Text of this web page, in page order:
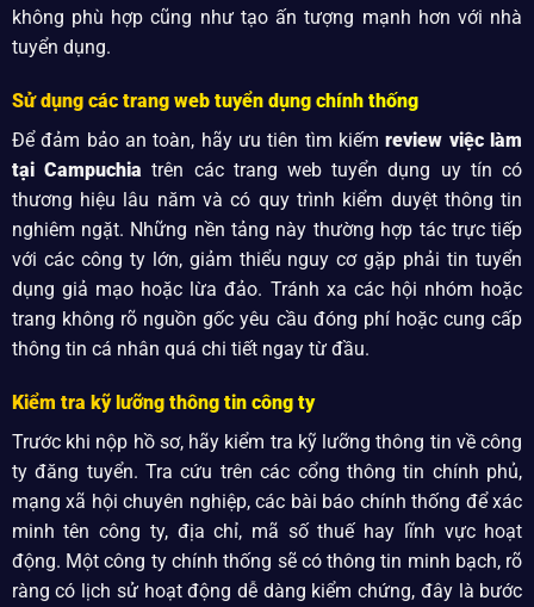
không phù hợp cũng như tạo ấn tượng mạnh hơn với nhà
tuyển dụng.
Sử dụng các trang web tuyển dụng chính thống
Để đảm bảo an toàn, hãy ưu tiên tìm kiếmreview việc làm
tại Campuchia trên các trang web tuyển dụng uy tín có
thương hiệu lâu năm và có quy trình kiểm duyệt thông tin
nghiêm ngặt. Những nền tảng này thường hợp tác trực tiếp
với các công ty lớn, giảm thiểu nguy cơ gặp phải tin tuyển
dụng giả mạo hoặc lừa đảo. Tránh xa các hội nhóm hoặc
trang không rõ nguồn gốc yêu cầu đóng phí hoặc cung cấp
thông tin cá nhân quá chi tiết ngay từ đầu.
Kiểm tra kỹ lưỡng thông tin công ty
Trước khi nộp hồ sơ, hãy kiểm tra kỹ lưỡng thông tin về công
ty đăng tuyển. Tra cứu trên các cổng thông tin chính phủ,
mạng xã hội chuyên nghiệp, các bài báo chính thống để xác
minh tên công ty, địa chỉ, mã số thuế hay lĩnh vực hoạt
động. Một công ty chính thống sẽ có thông tin minh bạch, rõ
ràng có lịch sử hoạt động dễ dàng kiểm chứng, đây là bước